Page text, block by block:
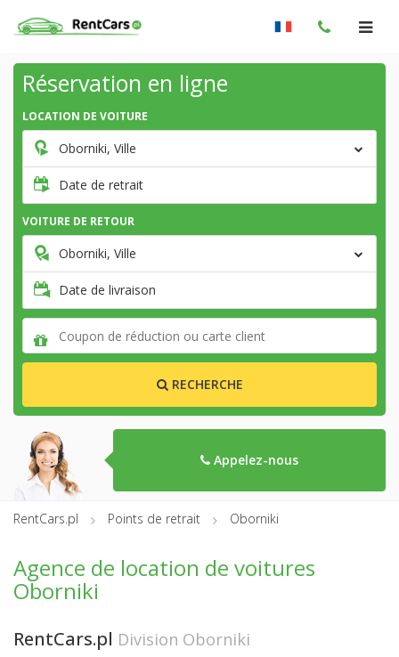
Réservation en ligne
LOCATION DE VOITURE
Oborniki, Ville
Date de retrait
VOITURE DE RETOUR
Oborniki, Ville
Date de livraison
RECHERCHE
Appelez-nous
RentCars.pl Points de retrait Oborniki
Agence de location de voitures
Oborniki
RentCars.pl Division Oborniki